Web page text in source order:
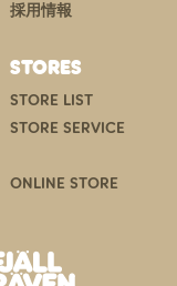
採用情報
STORES
STORE LIST
STORE SERVICE
ONLINE STORE